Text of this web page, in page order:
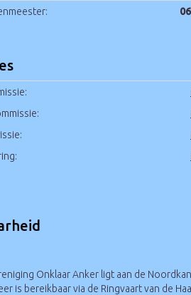
havenmeester:
Onklaar Anker ligt aan de
is bereikbaar via de Ringvaart van de